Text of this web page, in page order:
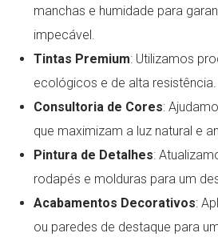
manchas e humidade para
impecável.
Tintas Premium: Utilizamos
ecológicos e de alta resistência.
Consultoria de Cores:
que maximizam a luz natural e
Pintura de Detalhes:
rodapés e molduras para um
Acabamentos Decorativos:
ou paredes de destaque para